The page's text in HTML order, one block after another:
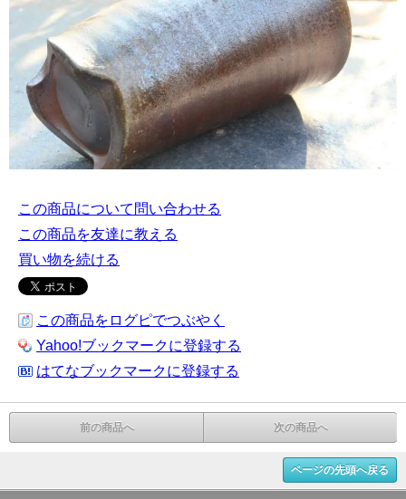
この商品について問い合わせる
この商品を友達に教える
買い物を続ける
この商品をログピでつぶやく
Yahoo!ブックマークに登録する
はてなブックマークに登録する
前の商品へ 次の商品へ
ページの先頭へ戻る